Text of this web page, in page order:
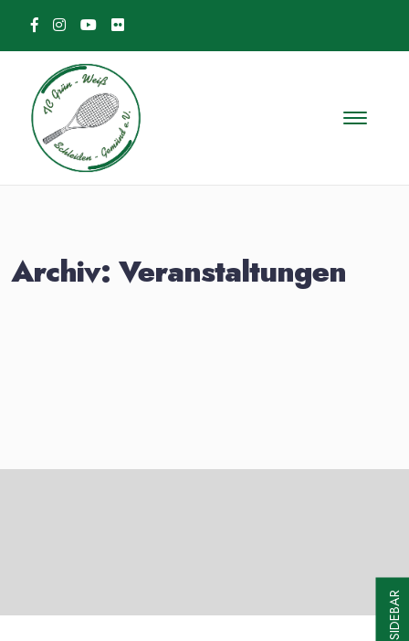
Archiv: Veranstaltungen
SIDEBAR